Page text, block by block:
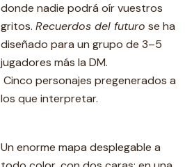
donde nadie podrá oír vuestros
gritos. Recuerdos del futuro se ha
diseñado para un grupo de 3–5
jugadores más la DM.
Cinco personajes pregenerados a
los que interpretar.
Un enorme mapa desplegable a